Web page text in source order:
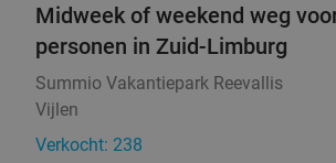
Midweek of weekend weg
personen in Zuid-Limburg
Summio Vakantiepark Reevallis
Vijlen
Verkocht: 238